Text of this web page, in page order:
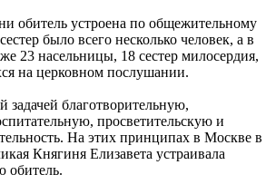
обитель устроена по общежительному
было всего несколько человек, а в
23 насельницы, 18 сестер милосердия,
на церковном послушании.
задачей благотворительную,
просветительскую и
На этих принципах в Москве в
Княгиня Елизавета устраивала